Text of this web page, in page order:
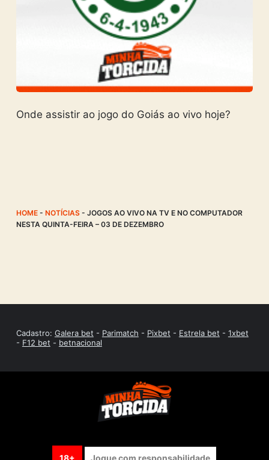
Onde assistir ao jogo do Goiás ao vivo hoje?
HOME- NOTÍCIAS- JOGOS AO VIVO NA TV E NO COMPUTADOR
NESTA QUINTA-FEIRA – 03 DE DEZEMBRO
Cadastro: Galera bet - Parimatch - Pixbet - Estrela bet - 1xbet
- F12 bet - betnacional
18+ Jogue com responsabilidade